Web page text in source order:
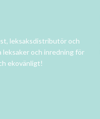
leksaksdistributör och
leksaker och inredning för
ekovänligt!